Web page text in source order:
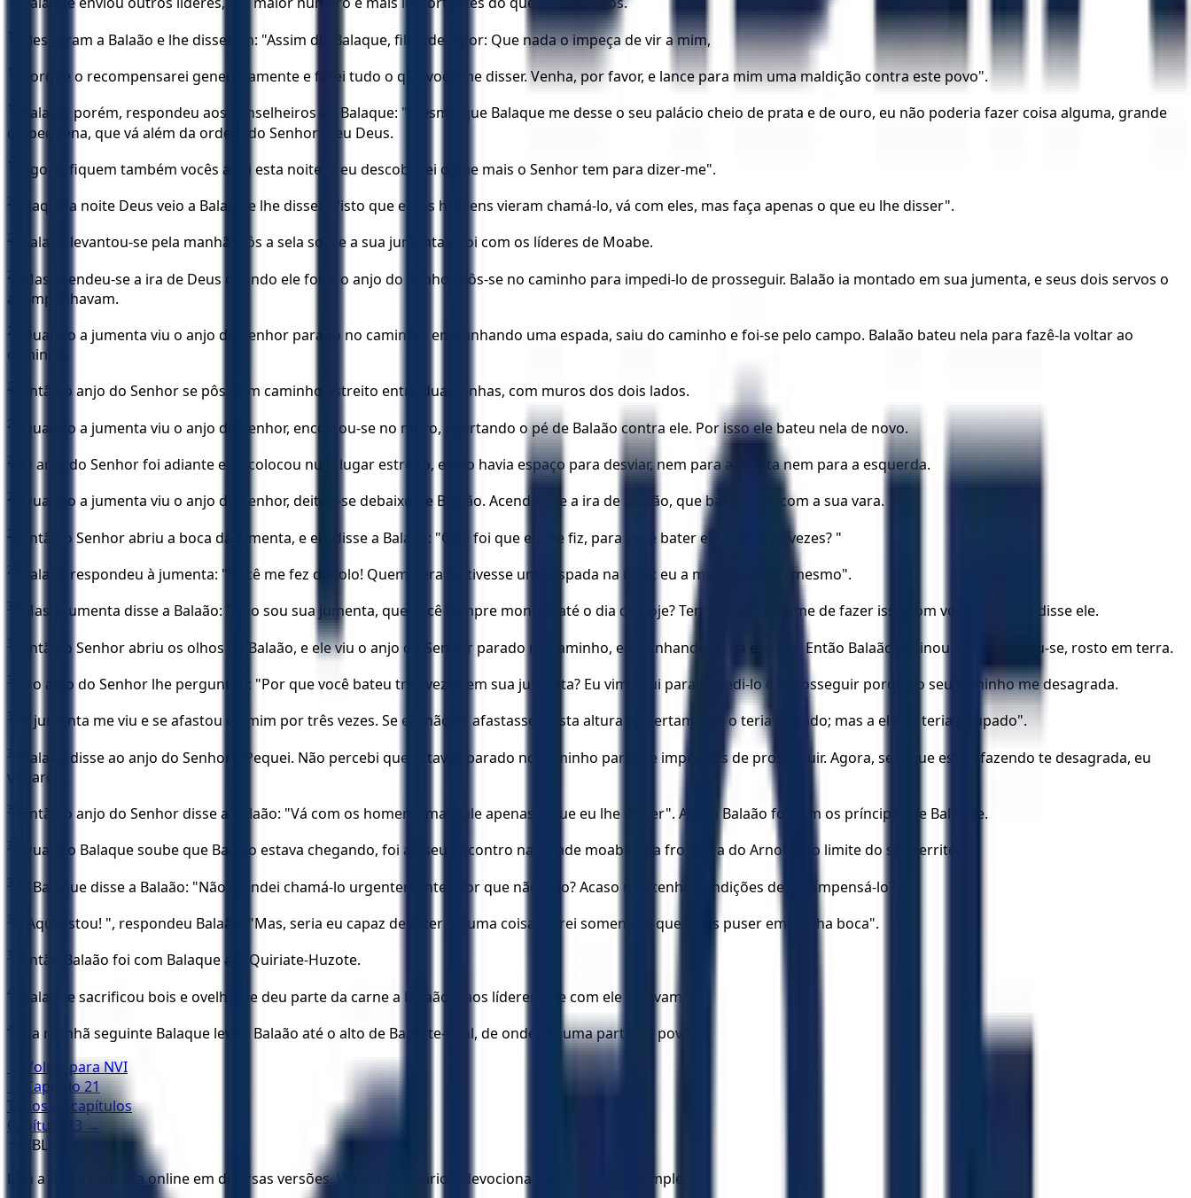
16 Eles foram a Balaão e lhe disseram: "Assim diz Balaque, filho de Zipor: Que nada o impeça de vir a mim,
17 porque o recompensarei generosamente e farei tudo o que você me disser. Venha, por favor, e lance para mim uma maldição contra este povo".
18
Balaão, porém, respondeu aos conselheiros de Balaque: "Mesmo que Balaque me desse o seu palácio cheio de prata e de ouro, eu não poderia fazer coisa alguma, grande
ou pequena, que vá além da ordem do Senhor meu Deus.
19 Agora, fiquem também vocês aqui esta noite, e eu descobrirei o que mais o Senhor tem para dizer-me".
20 Naquela noite Deus veio a Balaão e lhe disse: "Visto que esses homens vieram chamá-lo, vá com eles, mas faça apenas o que eu lhe disser".
21 Balaão levantou-se pela manhã, pôs a sela sobre a sua jumenta e foi com os líderes de Moabe.
22
Mas acendeu-se a ira de Deus quando ele foi, e o anjo do Senhor pôs-se no caminho para impedi-lo de prosseguir. Balaão ia montado em sua jumenta, e seus dois servos o
acompanhavam.
23
Quando a jumenta viu o anjo do Senhor parado no caminho, empunhando uma espada, saiu do caminho e foi-se pelo campo. Balaão bateu nela para fazê-la voltar ao
caminho.
24 Então o anjo do Senhor se pôs num caminho estreito entre duas vinhas, com muros dos dois lados.
25 Quando a jumenta viu o anjo do Senhor, encostou-se no muro, apertando o pé de Balaão contra ele. Por isso ele bateu nela de novo.
26 O anjo do Senhor foi adiante e se colocou num lugar estreito, e não havia espaço para desviar, nem para a direita nem para a esquerda.
27 Quando a jumenta viu o anjo do Senhor, deitou-se debaixo de Balaão. Acendeu-se a ira de Balaão, que bateu nela com a sua vara.
28 Então o Senhor abriu a boca da jumenta, e ela disse a Balaão: "Que foi que eu lhe fiz, para você bater em mim três vezes? "
29 Balaão respondeu à jumenta: "Você me fez de tolo! Quem dera eu tivesse uma espada na mão; eu a mataria agora mesmo".
30 Mas a jumenta disse a Balaão: "Não sou sua jumenta, que você sempre montou até o dia de hoje? Tenho eu o costume de fazer isso com você? " "Não", disse ele.
31 Então o Senhor abriu os olhos de Balaão, e ele viu o anjo do Senhor parado no caminho, empunhando a sua espada. Então Balaão inclinou-se e prostrou-se, rosto em terra.
32 E o anjo do Senhor lhe perguntou: "Por que você bateu três vezes em sua jumenta? Eu vim aqui para impedi-lo de prosseguir porque o seu caminho me desagrada.
33 A jumenta me viu e se afastou de mim por três vezes. Se ela não se afastasse a esta altura eu certamente o teria matado; mas a ela eu teria poupado".
34
Balaão disse ao anjo do Senhor: "Pequei. Não percebi que estavas parado no caminho para me impedires de prosseguir. Agora, se o que estou fazendo te desagrada, eu
voltarei".
35 Então o anjo do Senhor disse a Balaão: "Vá com os homens, mas fale apenas o que eu lhe disser". Assim Balaão foi com os príncipes de Balaque.
36 Quando Balaque soube que Balaão estava chegando, foi ao seu encontro na cidade moabita da fronteira do Arnom, no limite do seu território.
37 E Balaque disse a Balaão: "Não mandei chamá-lo urgentemente? Por que não veio? Acaso não tenho condições de recompensá-lo? "
38 "Aqui estou! ", respondeu Balaão. "Mas, seria eu capaz de dizer alguma coisa? Direi somente o que Deus puser em minha boca".
39 Então Balaão foi com Balaque até Quiriate-Huzote.
40 Balaque sacrificou bois e ovelhas, e deu parte da carne a Balaão e aos líderes que com ele estavam.
41
Na manhã seguinte Balaque levou Balaão até o alto de Bamote-Baal, de onde viu uma parte do povo.
← Voltar paraNVI
← Capítulo21
Todos os capítulos
Capítulo
23 →
BÍBLIA HOJE
Leia a Bíblia Sagrada online em diversas versões. Versículos diários, devocionais e navegação completa.